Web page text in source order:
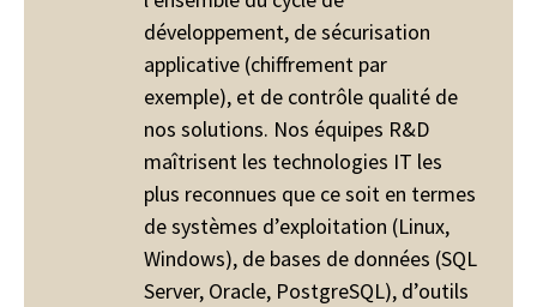
développement, de sécurisation
applicative (chiffrement par
exemple), et de contrôle qualité de
nos solutions. Nos équipes R&D
maîtrisent les technologies IT les
plus reconnues que ce soit en termes
de systèmes d’exploitation (Linux,
Windows), de bases de données (SQL
Server, Oracle, PostgreSQL), d’outils